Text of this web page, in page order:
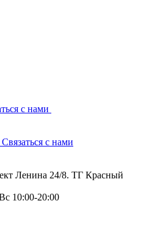
с нами
Связаться с нами
Ленина 24/8. ТГ Красный
10:00-20:00